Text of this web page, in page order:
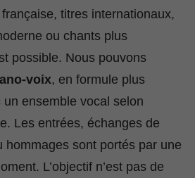
titres internationaux,
ou chants plus
possible. Nous pouvons
voix, en formule plus
ensemble vocal selon
Les entrées, échanges de
sont portés par une
L’objectif n’est pas de